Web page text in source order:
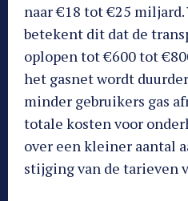
naar €18 tot €25 miljard.
betekent dit dat de
oplopen tot €600 tot
het gasnet wordt
minder gebruikers gas
totale kosten voor
over een kleiner aantal
stijging van de tarieven